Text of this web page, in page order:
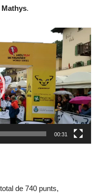
.
00:31
de 740 punts,